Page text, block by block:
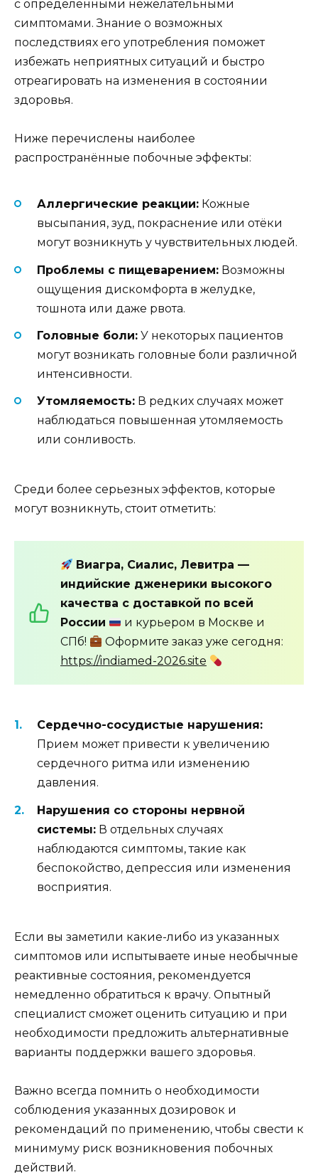
с определёнными нежелательными
симптомами. Знание о возможных
последствиях его употребления поможет
избежать неприятных ситуаций и быстро
отреагировать на изменения в состоянии
здоровья.
Ниже перечислены наиболее
распространённые побочные эффекты:
Аллергические реакции: Кожные
высыпания, зуд, покраснение или отёки
могут возникнуть у чувствительных людей.
Проблемы с пищеварением: Возможны
ощущения дискомфорта в желудке,
тошнота или даже рвота.
Головные боли: У некоторых пациентов
могут возникать головные боли различной
интенсивности.
Утомляемость: В редких случаях может
наблюдаться повышенная утомляемость
или сонливость.
Среди более серьезных эффектов, которые
могут возникнуть, стоит отметить:
Виагра, Сиалис, Левитра —
индийские дженерики высокого
качества с доставкой по всей
России
и курьером в Москве и
СПб!
Оформите заказ уже сегодня:
https://indiamed-2026.site
Сердечно-сосудистые нарушения:
Прием может привести к увеличению
сердечного ритма или изменению
давления.
Нарушения со стороны нервной
системы: В отдельных случаях
наблюдаются симптомы, такие как
беспокойство, депрессия или изменения
восприятия.
Если вы заметили какие-либо из указанных
симптомов или испытываете иные необычные
реактивные состояния, рекомендуется
немедленно обратиться к врачу. Опытный
специалист сможет оценить ситуацию и при
необходимости предложить альтернативные
варианты поддержки вашего здоровья.
Важно всегда помнить о необходимости
соблюдения указанных дозировок и
рекомендаций по применению, чтобы свести к
минимуму риск возникновения побочных
действий.